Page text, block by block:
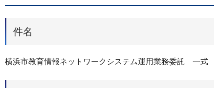
件名
横浜市教育情報ネットワークシステム運用業務委託 一式